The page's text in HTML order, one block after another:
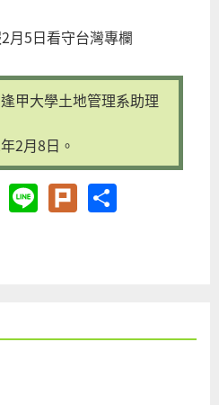
月5日看守台灣專欄
甲大學土地管理系助理
2月8日。
Twitter
LinePlurk